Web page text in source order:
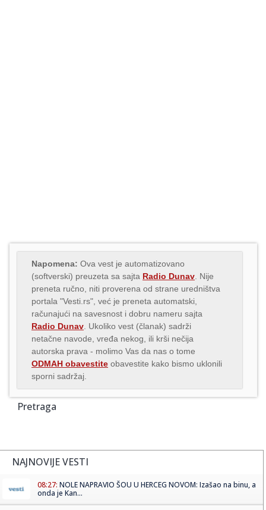
Napomena: Ova vest je automatizovano
(softverski) preuzeta sa sajta Radio Dunav . Nije
preneta ručno, niti proverena od strane uredništva
portala "Vesti.rs", već je preneta automatski,
računajući na savesnost i dobru nameru sajta
Radio Dunav . Ukoliko vest (članak) sadrži
netačne navode, vređa nekog, ili krši nečija
autorska prava - molimo Vas da nas o tome
ODMAH obavestite obavestite kako bismo uklonili
sporni sadržaj.
Pretraga
NAJNOVIJE VESTI
08:27: NOLE NAPRAVIO ŠOU U HERCEG NOVOM: Izašao na binu, a
onda je Kan...